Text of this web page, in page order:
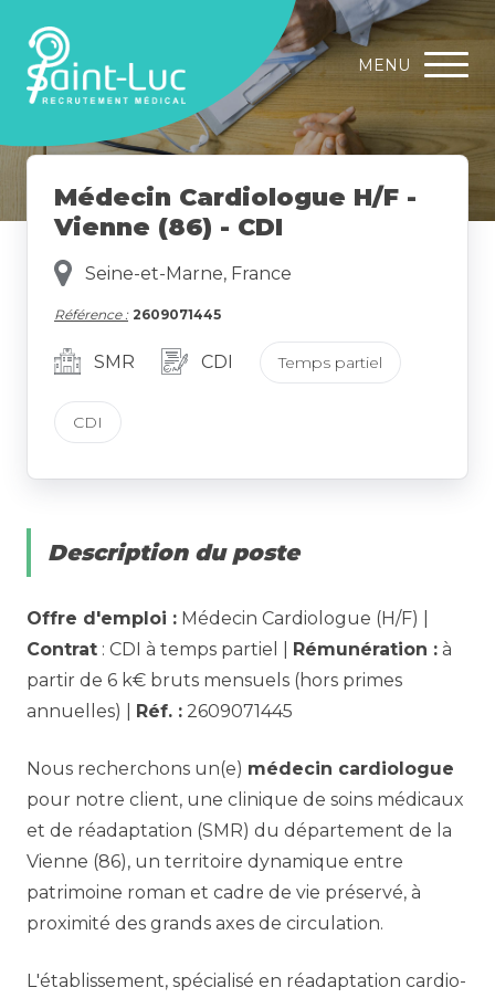
MENU
Médecin Cardiologue H/F -
Vienne (86) - CDI
Seine-et-Marne, France
Référence : 2609071445
SMR CDI Temps partiel
CDI
Description du poste
Offre d'emploi : Médecin Cardiologue (H/F) |
Contrat : CDI à temps partiel | Rémunération : à
partir de 6 k€ bruts mensuels (hors primes
annuelles) | Réf. : 2609071445
Nous recherchons un(e) médecin cardiologue
pour notre client, une clinique de soins médicaux
et de réadaptation (SMR) du département de la
Vienne (86), un territoire dynamique entre
patrimoine roman et cadre de vie préservé, à
proximité des grands axes de circulation.
L'établissement, spécialisé en réadaptation cardio-